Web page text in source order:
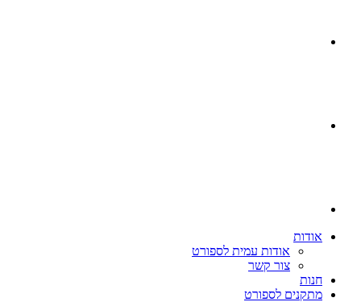
אודות
אודות עמית לספורט
צור קשר
חנות
מתקנים לספורט